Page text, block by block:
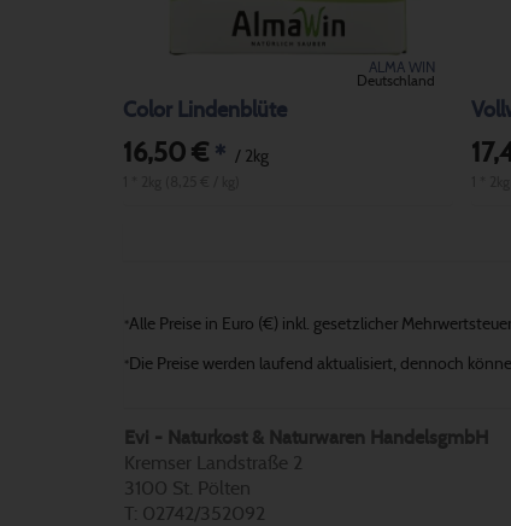
ALMA WIN
Deutschland
Color Lindenblüte
16,50 € * / 2kg
*Alle Preise in Euro (€) inkl. gesetzlicher Mehrwertsteuer
* Die Preise werden laufend aktualisiert, dennoch
Evi - Naturkost & Naturwaren HandelsgmbH
Kremser Landstraße 2
3100 St. Pölten
T: 02742/352092